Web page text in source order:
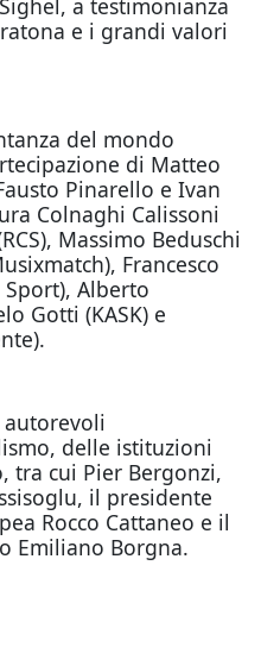
e i grandi valori
del mondo
di Matteo
Pinarello e Ivan
Colnaghi Calissoni
Massimo Beduschi
Francesco
Sport), Alberto
Gotti (KASK) e
delle istituzioni
tra cui Pier Bergonzi,
il presidente
Rocco Cattaneo e il
Emiliano Borgna.